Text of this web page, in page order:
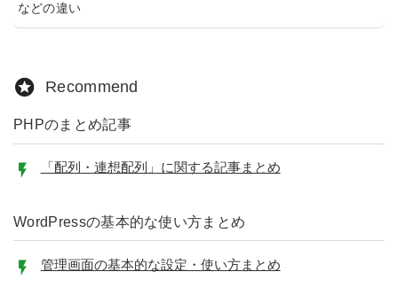
などの違い
Recommend
PHPのまとめ記事
「配列・連想配列」に関する記事まとめ
WordPressの基本的な使い方まとめ
管理画面の基本的な設定・使い方まとめ